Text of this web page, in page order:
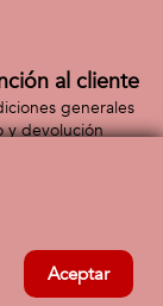
al cliente
generales
y devolución
Aceptar